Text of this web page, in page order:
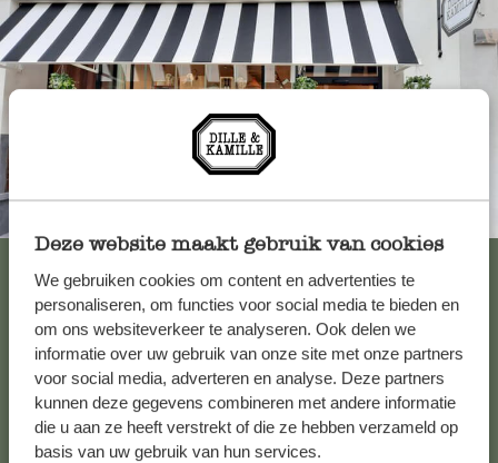
Deze website maakt gebruik van cookies
We gebruiken cookies om content en advertenties te
personaliseren, om functies voor social media te bieden en
om ons websiteverkeer te analyseren. Ook delen we
informatie over uw gebruik van onze site met onze partners
voor social media, adverteren en analyse. Deze partners
kunnen deze gegevens combineren met andere informatie
die u aan ze heeft verstrekt of die ze hebben verzameld op
basis van uw gebruik van hun services.
Service clientèle
Pour toute question ou demande de conseil ou d’aide,
veuillez contacter notre service clientèle. Ou retrouvez ici